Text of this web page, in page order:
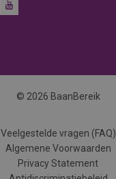
© 2026 BaanBereik
Veelgestelde vragen (FAQ)
Algemene Voorwaarden
Privacy Statement